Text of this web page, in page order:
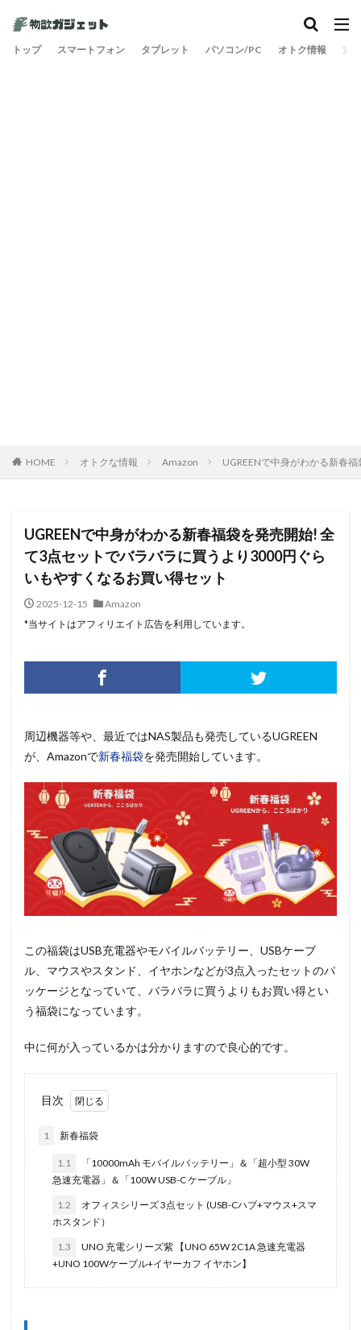
トップ スマートフォン タブレット パソコン/PC オトク情報 旅
HOME オトクな情報 Amazon UGREENで中身がわかる新春
UGREENで中身がわかる新春福袋を発売開始! 全
て3点セットでバラバラに買うより3000円ぐら
いもやすくなるお買い得セット
2025-12-15
Amazon
*当サイトはアフィリエイト広告を利用しています。
周辺機器等や、最近ではNAS製品も発売しているUGREEN
が、Amazonで新春福袋を発売開始しています。
この福袋はUSB充電器やモバイルバッテリー、USBケーブ
ル、マウスやスタンド、イヤホンなどが3点入ったセットのパ
ッケージとなっていて、バラバラに買うよりもお買い得とい
う福袋になっています。
中に何が入っているかは分かりますので良心的です。
目次
1 新春福袋
1.1
「10000mAh モバイルバッテリー」＆「超小型 30W
急速充電器」＆「100W USB-C ケーブル」
1.2
オフィスシリーズ 3点セット (USB-Cハブ+マウス+スマ
ホスタンド）
1.3
UNO 充電シリーズ紫 【UNO 65W 2C1A 急速充電器
+UNO 100Wケーブル+イヤーカフ イヤホン】